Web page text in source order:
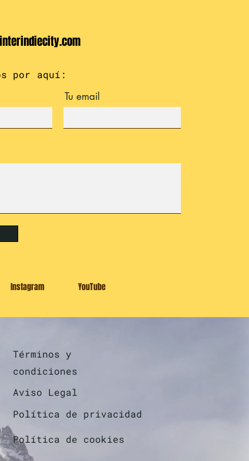
por aquí:
Tu email
Instagram YouTube
Términos y
condiciones
Aviso Legal
Política de privacidad
Política de cookies